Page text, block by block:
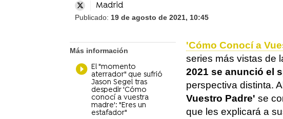
Madrid
Publicado: 19 de agosto de 2021, 10:45
Más información
El "momento
aterrador" que sufrió
Jason Segel tras
despedir 'Cómo
conocí a vuestra
madre': "Eres un
estafador"
'Cómo Conocí a
series más vistas de
2021 se anunció el
perspectiva distinta.
Vuestro Padre' se
que les explicará a